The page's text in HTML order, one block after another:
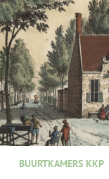
BUURTKAMERS KKP